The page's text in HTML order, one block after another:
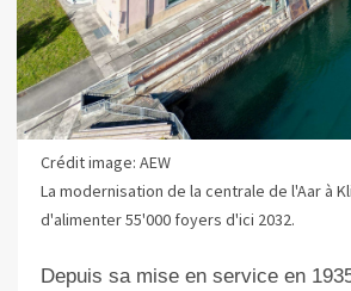
Crédit image: AEW
La modernisation de la centrale de l'Aar à
d'alimenter 55'000 foyers d'ici 2032.
Depuis sa mise en service en